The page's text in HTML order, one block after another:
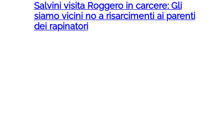
Salvini visita Roggero in carcere: Gli
siamo vicini no a risarcimenti ai parenti
dei rapinatori